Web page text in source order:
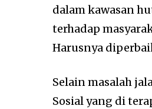
dalam kawasan
terhadap
Harusnya
Selain masalah
Sosial yang di